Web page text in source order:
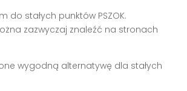
stałych punktów PSZOK.
zazwyczaj znaleźć na stronach
wygodną alternatywę dla stałych